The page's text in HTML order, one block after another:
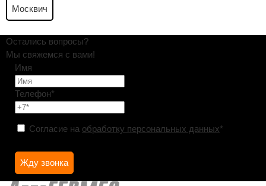
Москвич
Остались вопросы?
Мы свяжемся с вами!
Имя
Телефон*
Согласие на обработку персональных данных*